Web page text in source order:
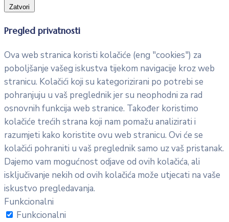
Zatvori
Pregled privatnosti
Ova web stranica koristi kolačiće (eng "cookies") za
poboljšanje vašeg iskustva tijekom navigacije kroz web
stranicu. Kolačići koji su kategorizirani po potrebi se
pohranjuju u vaš preglednik jer su neophodni za rad
osnovnih funkcija web stranice. Također koristimo
kolačiće trećih strana koji nam pomažu analizirati i
razumjeti kako koristite ovu web stranicu. Ovi će se
kolačići pohraniti u vaš preglednik samo uz vaš pristanak.
Dajemo vam mogućnost odjave od ovih kolačića, ali
isključivanje nekih od ovih kolačića može utjecati na vaše
iskustvo pregledavanja.
Funkcionalni
Funkcionalni